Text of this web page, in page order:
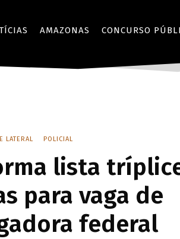
AMAZONAS CONCURSO
LATERAL POLICIAL
lista
para vaga de
federal